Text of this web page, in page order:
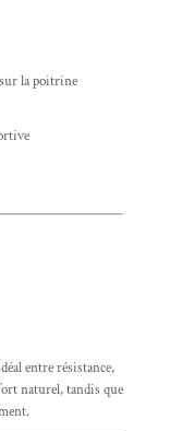
la poitrine
entre résistance,
naturel, tandis que